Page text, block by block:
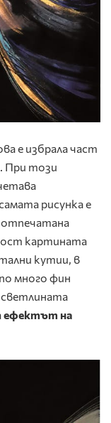
е избрала част
При този
рисунка е
отпечатана
картината
кутии, в
много фин
ефектът на